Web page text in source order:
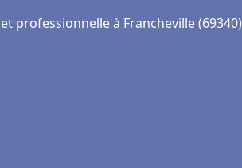
professionnelle à Francheville (69340)